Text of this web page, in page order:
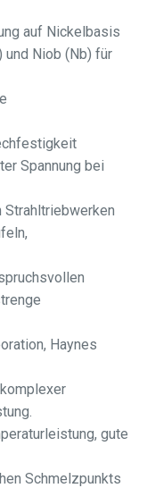
auf Nickelbasis
und Niob (Nb) für
Spannung bei
Strahltriebwerken
Haynes
gute
Schmelzpunkts